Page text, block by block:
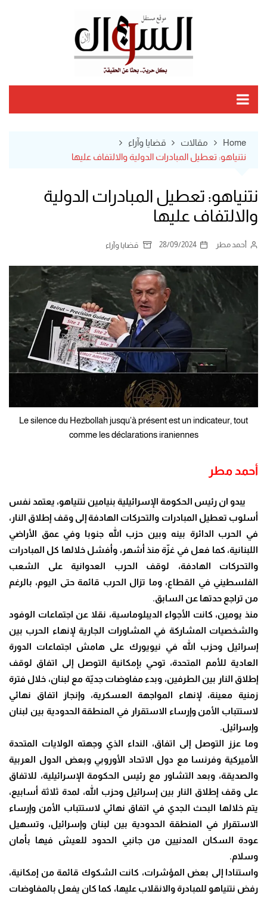
Home مقالات
قضايا وآراء
نتنياهو: تعطيل المبادرات الدولية والالتفاف عليها
نتنياهو: تعطيل المبادرات الدولية
والالتفاف عليها
أحمد مطر 28/09/2024 قضايا وآراء
Le silence du Hezbollah jusqu'à présent est un indicateur, tout
comme les déclarations iraniennes
أحمد مطر
يبدو ان رئيس الحكومة الإسرائيلية بنيامين نتنياهو، يعتمد نفس
أسلوب تعطيل المبادرات والتحركات الهادفة إلى وقف إطلاق النار،
في الحرب الدائرة بينه وبين حزب الله جنوبا وفي عمق الأراضي
اللبنانية، كما فعل في غزّة منذ أشهر، وأفشل خلالها كل المبادرات
والتحركات الهادفة، لوقف الحرب العدوانية على الشعب
الفلسطيني في القطاع، وما تزال الحرب قائمة حتى اليوم، بالرغم
من تراجع حدتها عن السابق.
منذ يومين، كانت الأجواء الديبلوماسية، نقلا عن اجتماعات الوفود
والشخصيات المشاركة في المشاورات الجارية لإنهاء الحرب بين
إسرائيل وحزب الله في نيويورك على هامش اجتماعات الدورة
العادية للأمم المتحدة، توحي بإمكانية التوصل إلى اتفاق لوقف
إطلاق النار بين الطرفين، وبدء مفاوضات جديّة مع لبنان، خلال فترة
زمنية معينة، لإنهاء المواجهة العسكرية، وإنجاز اتفاق نهائي
لاستتباب الأمن وإرساء الاستقرار في المنطقة الحدودية بين لبنان
وإسرائيل.
وما عزز التوصل إلى اتفاق، النداء الذي وجهته الولايات المتحدة
الأميركية وفرنسا مع دول الاتحاد الأوروبي وبعض الدول العربية
والصديقة، وبعد التشاور مع رئيس الحكومة الإسرائيلية، للاتفاق
على وقف إطلاق النار بين إسرائيل وحزب الله، لمدة ثلاثة أسابيع،
يتم خلالها البحث الجدي في اتفاق نهائي لاستتباب الأمن وإرساء
الاستقرار في المنطقة الحدودية بين لبنان وإسرائيل، وتسهيل
عودة السكان المدنيين من جانبي الحدود للعيش فيها بأمان
وسلام.
واستنادا إلى بعض المؤشرات، كانت الشكوك قائمة من إمكانية،
رفض نتنياهو للمبادرة والانقلاب عليها، كما كان يفعل بالمفاوضات